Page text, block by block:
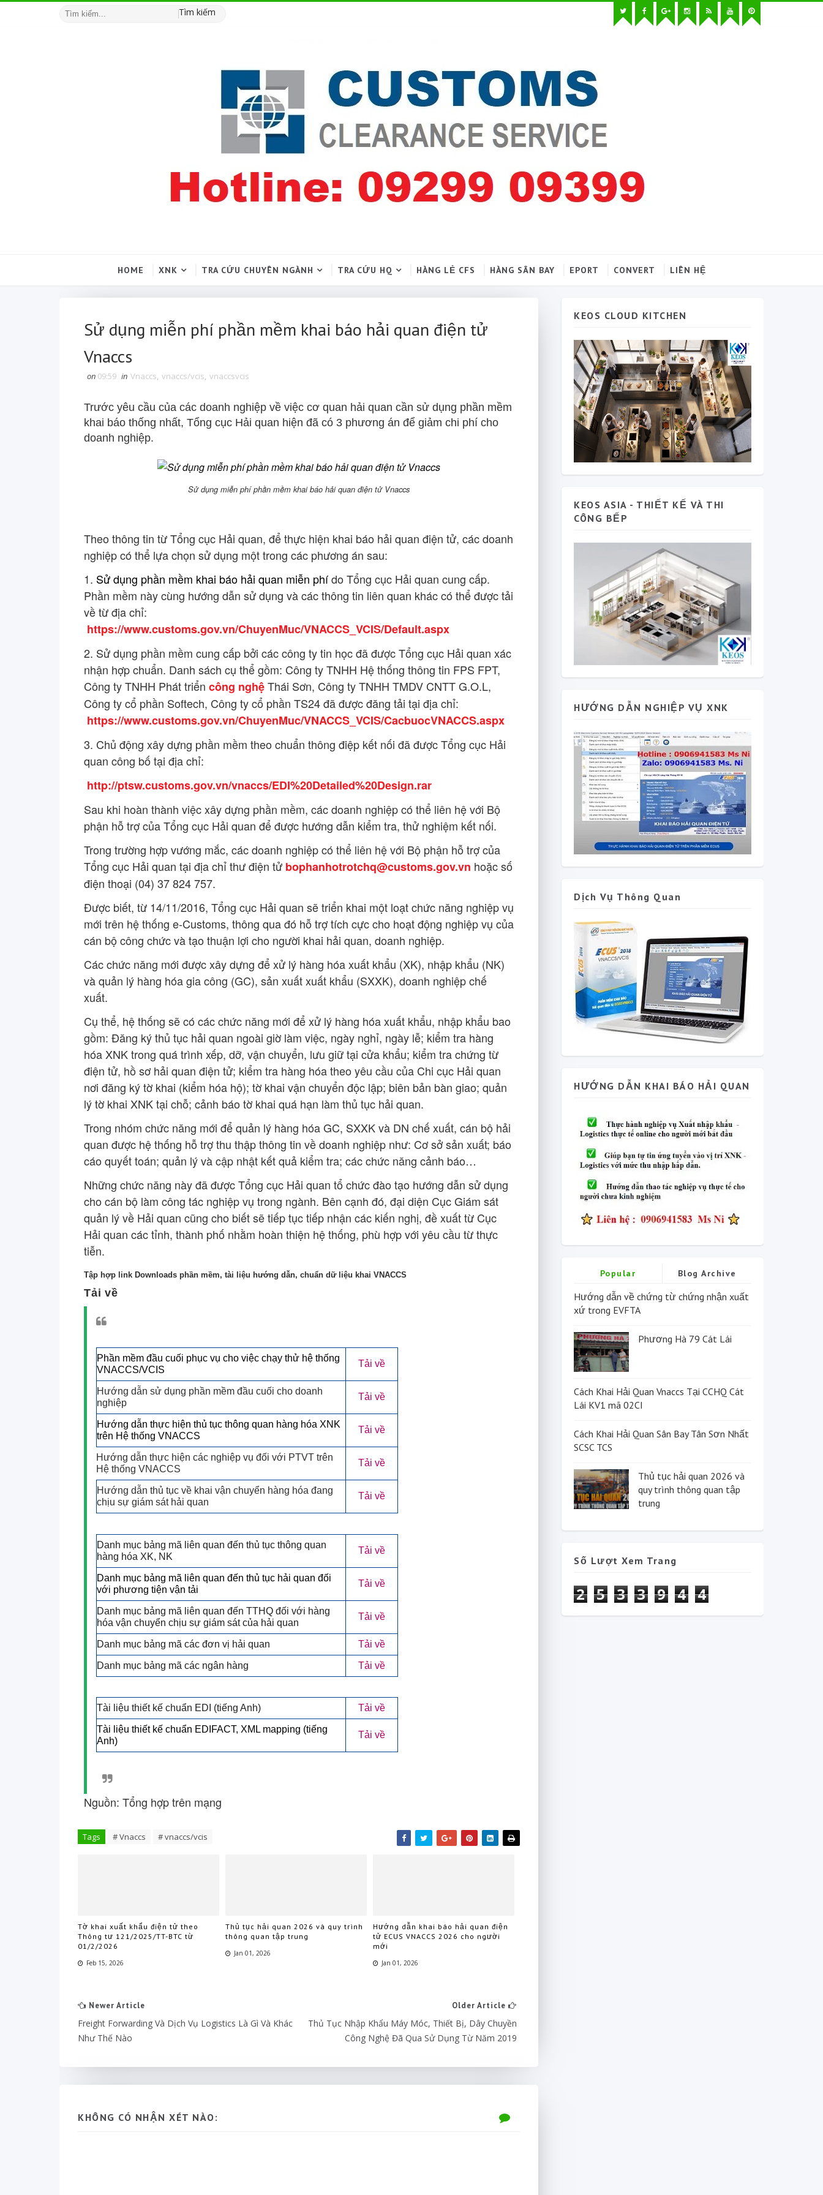
Tìm kiếm
HOME XNK TRA CỨU CHUYÊN NGÀNH TRA CỨU HQ HÀNG LẺ CFS HÀNG SÂN BAY EPORT CONVERT LIÊN HỆ
Sử dụng miễn phí phần mềm khai báo hải quan điện tử
Vnaccs
on 09:59 in Vnaccs, vnaccs/vcis, vnaccsvcis
Trước yêu cầu của các doanh nghiệp về việc cơ quan hải quan cần sử dụng phần mềm
khai báo thống nhất, Tổng cục Hải quan hiện đã có 3 phương án để giảm chi phí cho
doanh nghiệp.
Sử dụng miễn phí phần mềm khai báo hải quan điện tử Vnaccs
Theo thông tin từ Tổng cục Hải quan, để thực hiện khai báo hải quan điện tử, các doanh
nghiệp có thể lựa chọn sử dụng một trong các phương án sau:
1. Sử dụng phần mềm khai báo hải quan miễn phído Tổng cục Hải quan cung cấp.
Phần mềm này cùng hướng dẫn sử dụng và các thông tin liên quan khác có thể được tải
về từ địa chỉ:
https://www.customs.gov.vn/ChuyenMuc/VNACCS_VCIS/Default.aspx
2. Sử dụng phần mềm cung cấp bởi các công ty tin học đã được Tổng cục Hải quan xác
nhận hợp chuẩn. Danh sách cụ thể gồm: Công ty TNHH Hệ thống thông tin FPS FPT,
Công ty TNHH Phát triển công nghệThái Sơn, Công ty TNHH TMDV CNTT G.O.L,
Công ty cổ phần Softech, Công ty cổ phần TS24 đã được đăng tải tại địa chỉ:
https://www.customs.gov.vn/ChuyenMuc/VNACCS_VCIS/CacbuocVNACCS.aspx
3. Chủ động xây dựng phần mềm theo chuẩn thông điệp kết nối đã được Tổng cục Hải
quan công bố tại địa chỉ:
http://ptsw.customs.gov.vn/vnaccs/EDI%20Detailed%20Design.rar
Sau khi hoàn thành việc xây dựng phần mềm, các doanh nghiệp có thể liên hệ với Bộ
phận hỗ trợ của Tổng cục Hải quan để được hướng dẫn kiểm tra, thử nghiệm kết nối.
Trong trường hợp vướng mắc, các doanh nghiệp có thể liên hệ với Bộ phận hỗ trợ của
Tổng cục Hải quan tại địa chỉ thư điện tử bophanhotrotchq@customs.gov.vn hoặc số
điện thoại (04) 37 824 757.
Được biết, từ 14/11/2016, Tổng cục Hải quan sẽ triển khai một loạt chức năng nghiệp vụ
mới trên hệ thống e-Customs, thông qua đó hỗ trợ tích cực cho hoạt động nghiệp vụ của
cán bộ công chức và tạo thuận lợi cho người khai hải quan, doanh nghiệp.
Các chức năng mới được xây dựng để xử lý hàng hóa xuất khẩu (XK), nhập khẩu (NK)
và quản lý hàng hóa gia công (GC), sản xuất xuất khẩu (SXXK), doanh nghiệp chế
xuất.
Cụ thể, hệ thống sẽ có các chức năng mới để xử lý hàng hóa xuất khẩu, nhập khẩu bao
gồm: Đăng ký thủ tục hải quan ngoài giờ làm việc, ngày nghỉ, ngày lễ; kiểm tra hàng
hóa XNK trong quá trình xếp, dỡ, vận chuyển, lưu giữ tại cửa khẩu; kiểm tra chứng từ
điện tử, hồ sơ hải quan điện tử; kiểm tra hàng hóa theo yêu cầu của Chi cục Hải quan
nơi đăng ký tờ khai (kiểm hóa hộ); tờ khai vận chuyển độc lập; biên bản bàn giao; quản
lý tờ khai XNK tại chỗ; cảnh báo tờ khai quá hạn làm thủ tục hải quan.
Trong nhóm chức năng mới để quản lý hàng hóa GC, SXXK và DN chế xuất, cán bộ hải
quan được hệ thống hỗ trợ thu thập thông tin về doanh nghiệp như: Cơ sở sản xuất; báo
cáo quyết toán; quản lý và cập nhật kết quả kiểm tra; các chức năng cảnh báo…
Những chức năng này đã được Tổng cục Hải quan tổ chức đào tạo hướng dẫn sử dụng
cho cán bộ làm công tác nghiệp vụ trong ngành. Bên cạnh đó, đại diện Cục Giám sát
quản lý về Hải quan cũng cho biết sẽ tiếp tục tiếp nhận các kiến nghị, đề xuất từ Cục
Hải quan các tỉnh, thành phố nhằm hoàn thiện hệ thống, phù hợp với yêu cầu từ thực
tiễn.
Tập hợp link Downloads phần mềm, tài liệu hướng dẫn, chuẩn dữ liệu khai VNACCS
Tải về
Phần mềm đầu cuối phục vụ cho việc chạy thử hệ thống
VNACCS/VCIS
Tải về
Hướng dẫn sử dụng phần mềm đầu cuối cho doanh
nghiệp
Tải về
Hướng dẫn thực hiện thủ tục thông quan hàng hóa XNK
trên Hệ thống VNACCS
Tải về
Hướng dẫn thực hiện các nghiệp vụ đối với PTVT trên
Hệ thống VNACCS
Tải về
Hướng dẫn thủ tục về khai vận chuyển hàng hóa đang
chịu sự giám sát hải quan
Tải về
Danh mục bảng mã liên quan đến thủ tục thông quan
hàng hóa XK, NK
Tải về
Danh mục bảng mã liên quan đến thủ tục hải quan đối
với phương tiện vận tải
Tải về
Danh mục bảng mã liên quan đến TTHQ đối với hàng
hóa vận chuyển chịu sự giám sát của hải quan
Tải về
Danh mục bảng mã các đơn vị hải quan Tải về
Danh mục bảng mã các ngân hàng Tải về
Tài liệu thiết kế chuẩn EDI (tiếng Anh) Tải về
Tài liệu thiết kế chuẩn EDIFACT, XML mapping (tiếng
Anh)
Tải về
Nguồn: Tổng hợp trên mạng
Tags # Vnaccs # vnaccs/vcis
Tờ khai xuất khẩu điện tử theo
Thông tư 121/2025/TT-BTC từ
01/2/2026
Feb 15, 2026
Thủ tục hải quan 2026 và quy trình
thông quan tập trung
Jan 01, 2026
Hướng dẫn khai báo hải quan điện
tử ECUS VNACCS 2026 cho người
mới
Jan 01, 2026
Newer Article
Freight Forwarding Và Dịch Vụ Logistics Là Gì Và Khác
Như Thế Nào
Older Article
Thủ Tục Nhập Khẩu Máy Móc, Thiết Bị, Dây Chuyền
Công Nghệ Đã Qua Sử Dụng Từ Năm 2019
KHÔNG CÓ NHẬN XÉT NÀO:
KEOS CLOUD KITCHEN
KEOS ASIA - THIẾT KẾ VÀ THI
CÔNG BẾP
HƯỚNG DẪN NGHIỆP VỤ XNK
Dịch Vụ Thông Quan
HƯỚNG DẪN KHAI BÁO HẢI QUAN
Popular Blog Archive
Hướng dẫn về chứng từ chứng nhận xuất
xứ trong EVFTA
Phương Hà 79 Cát Lái
Cách Khai Hải Quan Vnaccs Tại CCHQ Cát
Lái KV1 mã 02CI
Cách Khai Hải Quan Sân Bay Tân Sơn Nhất
SCSC TCS
Thủ tục hải quan 2026 và
quy trình thông quan tập
trung
Số Lượt Xem Trang
2 5 3 3 9 4 4